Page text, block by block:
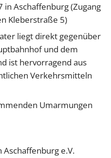
in Aschaffenburg (Zugang
Kleberstraße 5)
liegt direkt gegenüber
und dem
ist hervorragend aus
Verkehrsmitteln
Umarmungen
Aschaffenburg e.V.